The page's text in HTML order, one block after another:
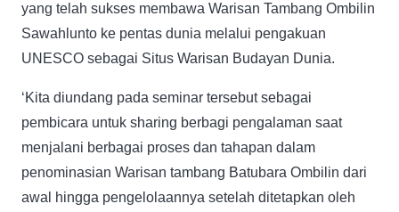
yang telah sukses membawa Warisan Tambang Ombilin
Sawahlunto ke pentas dunia melalui pengakuan
UNESCO sebagai Situs Warisan Budayan Dunia.
‘Kita diundang pada seminar tersebut sebagai
pembicara untuk sharing berbagi pengalaman saat
menjalani berbagai proses dan tahapan dalam
penominasian Warisan tambang Batubara Ombilin dari
awal hingga pengelolaannya setelah ditetapkan oleh